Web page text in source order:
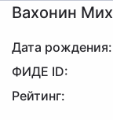
Вахонин
Дата рождения:
ФИДЕ ID:
Рейтинг: